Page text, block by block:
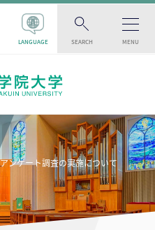
LANGUAGE SEARCH MENU
ンケート調査の実施について